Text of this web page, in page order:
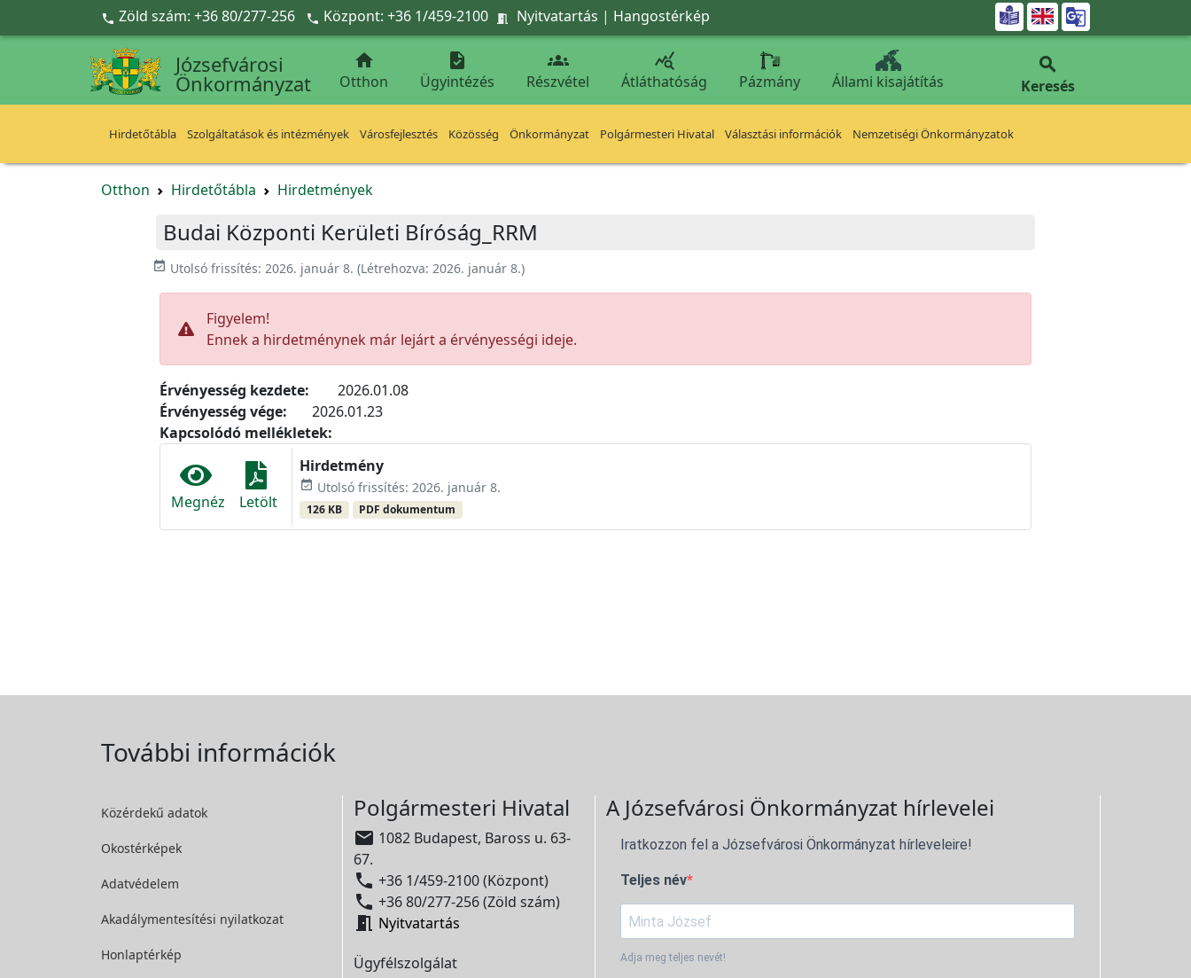
Ugrás a fő tartalomra
 Zöld szám: +36 80/277-256  Központ: +36 1/459-2100  Nyitvatartás | Hangostérkép 
Józsefvárosi
Önkormányzat

Otthon

Ügyintézés

Részvétel

Átláthatóság Pázmány Állami kisajátítás

Keresés
Hirdetőtábla Szolgáltatások és intézmények Városfejlesztés Közösség Önkormányzat Polgármesteri Hivatal Választási információk Nemzetiségi Önkormányzatok
Otthon Hirdetőtábla Hirdetmények
Budai Központi Kerületi Bíróság_RRM
event_available Utolsó frissítés: 2026. január 8. (Létrehozva: 2026. január 8.)
Figyelem!
Ennek a hirdetménynek már lejárt a érvényességi ideje.
Érvényesség kezdete:
2026.01.08
Érvényesség vége:
2026.01.23
Kapcsolódó mellékletek:
Megnéz Letölt
Hirdetmény
event_available Utolsó frissítés: 2026. január 8.
126 KB PDF dokumentum
További információk
Közérdekű adatok
Okostérképek
Adatvédelem
Akadálymentesítési nyilatkozat
Honlaptérkép
Polgármesteri Hivatal
 1082 Budapest, Baross u. 63-
67.
 +36 1/459-2100 (Központ)
 +36 80/277-256 (Zöld szám)
 Nyitvatartás
Ügyfélszolgálat
A Józsefvárosi Önkormányzat hírlevelei
Iratkozzon fel a Józsefvárosi Önkormányzat hírleveleire!
Teljes név
Adja meg teljes nevét!